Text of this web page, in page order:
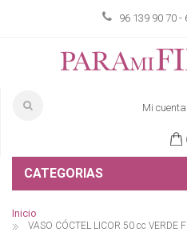
96 139 90 70 -
Mi cuenta
CATEGORIAS
Inicio
VASO CÓCTEL LICOR 50 cc VERDE